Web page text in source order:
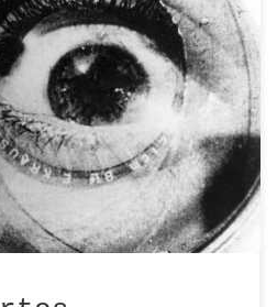
desarrolla su
del tiempo
al que […]